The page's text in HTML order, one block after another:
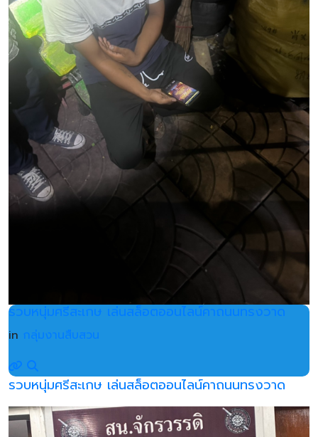
รวบหนุ่มศรีสะเกษ เล่นสล็อตออนไลน์คาถนนทรงวาด
in กลุ่มงานสืบสวน
รวบหนุ่มศรีสะเกษ เล่นสล็อตออนไลน์คาถนนทรงวาด